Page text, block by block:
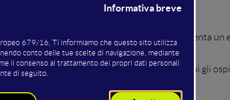
: ciascuna performance rappresenta un
artisti, gruppi musicali e band, tra cui gli